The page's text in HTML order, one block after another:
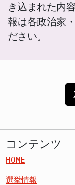
き込まれた内
報は各政治家
ださい。
コンテンツ
HOME
選挙情報